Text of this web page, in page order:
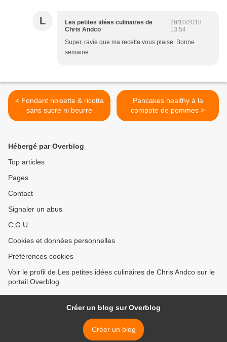
L
Les petites idées culinaires de
Chris Andco
29/10/2018
13:54
Super, ravie que ma recette vous plaise. Bonne
semaine.
< Fondant noisette & ricotta
sans sucre ni beurre
Pancakes healthy à la
compote de pommes >
Hébergé par Overblog
Top articles
Pages
Contact
Signaler un abus
C.G.U.
Cookies et données personnelles
Préférences cookies
Voir le profil de Les petites idées culinaires de Chris Andco sur le
portail Overblog
Créer un blog sur Overblog
Créer un blog